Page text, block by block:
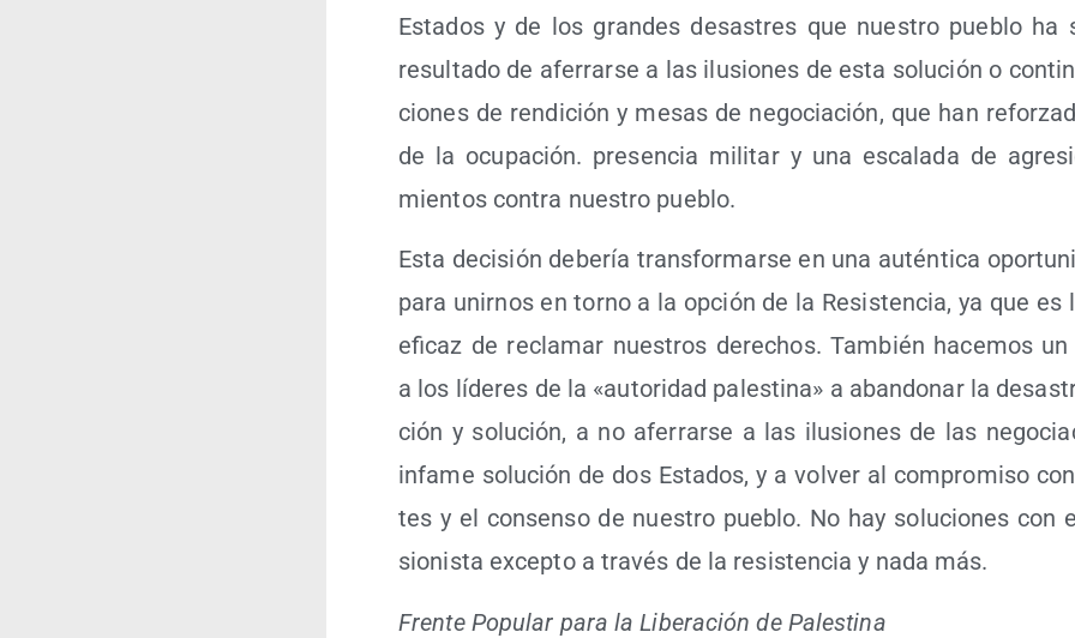
Esta­dos y de los gran­des desas­tres que nues­tro pue­blo ha
resul­ta­do de afe­rrar­se a las ilu­sio­nes de esta solu­ción o
cio­nes de ren­di­ción y mesas de nego­cia­ción, que han
de la ocu­pa­ción. pre­sen­cia mili­tar y una esca­la­da de
mien­tos con­tra nues­tro pueblo.
Esta deci­sión debe­ría trans­for­mar­se en una autén­ti­ca
para unir­nos en torno a la opción de la Resis­ten­cia, ya que es
efi­caz de recla­mar nues­tros dere­chos. Tam­bién hace­mos
a los líde­res de la «auto­ri­dad pales­ti­na» a aban­do­nar la
ción y solu­ción, a no afe­rrar­se a las ilu­sio­nes de las
infa­me solu­ción de dos Esta­dos, y a vol­ver al com­pro­mi­so
tes y el con­sen­so de nues­tro pue­blo. No hay solu­cio­nes con
sio­nis­ta excep­to a tra­vés de la resis­ten­cia y nada más.
Fren­te Popu­lar para la Libe­ra­ción de Pales­ti­na